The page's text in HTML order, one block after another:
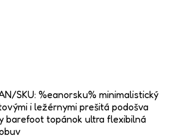
SKU: %eanorsku% minimalistický
i ležérnymi prešitá podošva
barefoot topánok ultra flexibilná